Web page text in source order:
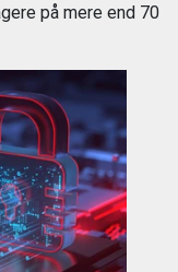
på mere end 70